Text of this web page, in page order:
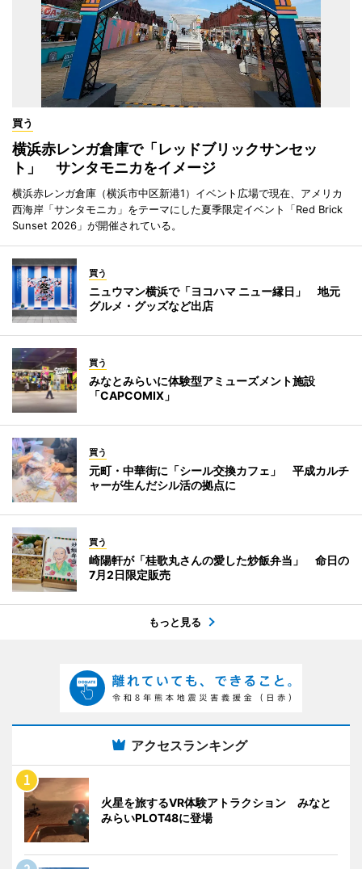
買う
横浜赤レンガ倉庫で「レッドブリックサンセッ
ト」 サンタモニカをイメージ
横浜赤レンガ倉庫（横浜市中区新港1）イベント広場で現在、アメリカ
西海岸「サンタモニカ」をテーマにした夏季限定イベント「Red Brick
Sunset 2026」が開催されている。
買う
ニュウマン横浜で「ヨコハマ ニュー縁日」 地元
グルメ・グッズなど出店
買う
みなとみらいに体験型アミューズメント施設
「CAPCOMIX」
買う
元町・中華街に「シール交換カフェ」 平成カルチ
ャーが生んだシル活の拠点に
買う
崎陽軒が「桂歌丸さんの愛した炒飯弁当」 命日の
7月2日限定販売
もっと見る
アクセスランキング
火星を旅するVR体験アトラクション みなと
みらいPLOT48に登場